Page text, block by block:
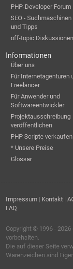
PHP-Developer Forum
SEO -
und Tipps
off-topic Diskussionen
Informationen
Über uns
Für Internetagenturen
Freelancer
Für Anwender und
Softwareentwickler
Projektausschreibung
veröffentlichen
PHP Scripte verkaufen
* Unsere Preise
Glossar
Impressum | Kontakt |
FAQ
Copyright © 1996 - 2026
vorbehalten.
Die auf dieser Seite
Warenzeichen sind